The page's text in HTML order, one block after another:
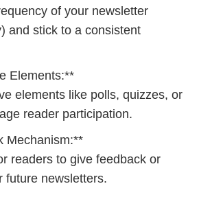
of your newsletter
and stick to a consistent
Elements:**
elements like polls, quizzes, or
reader participation.
Mechanism:**
readers to give feedback or
future newsletters.